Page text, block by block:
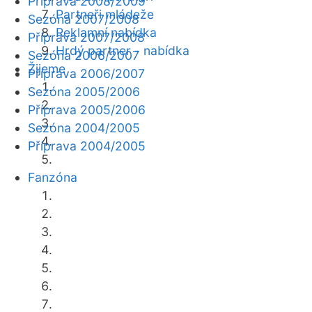
Partneři mládeže
Reklamní nabídka
Hrdý partner - nabídka
Žijeme
Fanzóna
Sezóna 2007/2008
Příprava 2007/2008
Sezóna 2006/2007
Příprava 2006/2007
Sezóna 2005/2006
Příprava 2005/2006
Sezóna 2004/2005
Příprava 2004/2005